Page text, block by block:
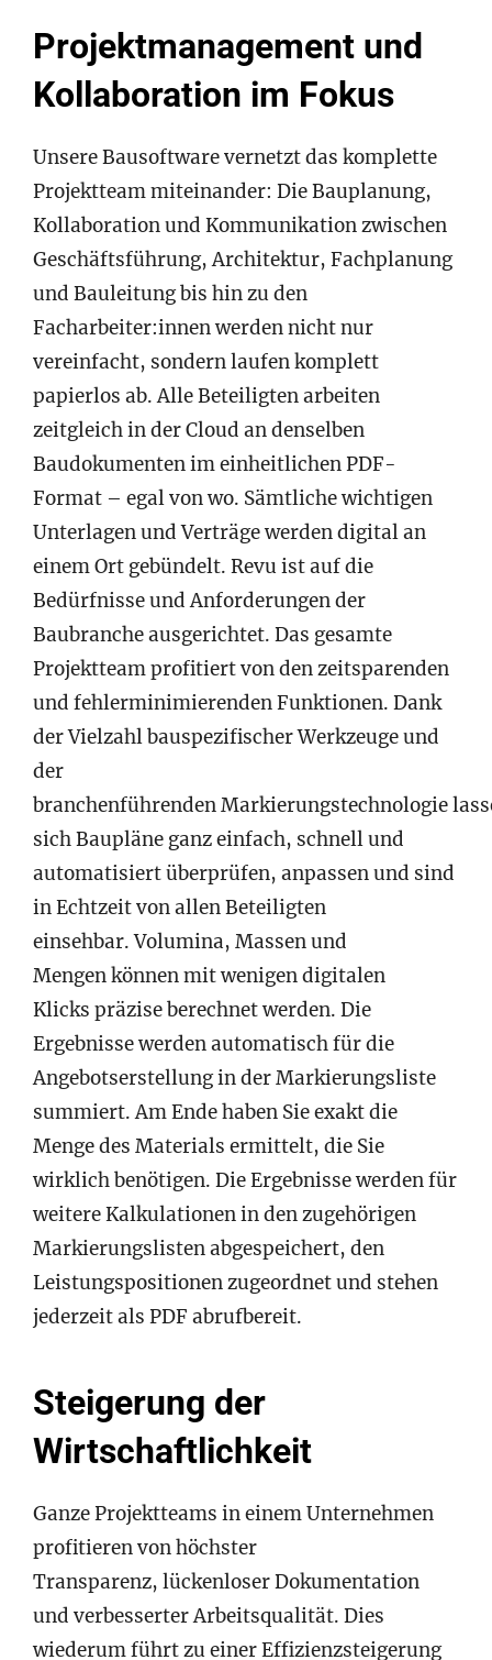
Projektmanagement und
Kollaboration im Fokus
Unsere Bausoftware vernetzt das komplette
Projektteam miteinander: Die Bauplanung,
Kollaboration und Kommunikation zwischen
Geschäftsführung, Architektur, Fachplanung
und Bauleitung bis hin zu den
Facharbeiter:innen werden nicht nur
vereinfacht, sondern laufen komplett
papierlos ab. Alle Beteiligten arbeiten
zeitgleich in der Cloud an denselben
Baudokumenten im einheitlichen PDF-
Format – egal von wo. Sämtliche wichtigen
Unterlagen und Verträge werden digital an
einem Ort gebündelt. Revu ist auf die
Bedürfnisse und Anforderungen der
Baubranche ausgerichtet. Das gesamte
Projektteam profitiert von den zeitsparenden
und fehlerminimierenden Funktionen. Dank
der Vielzahl bauspezifischer Werkzeuge und
der
branchenführenden Markierungstechnologie
sich Baupläne ganz einfach, schnell und
automatisiert überprüfen, anpassen und sind
in Echtzeit von allen Beteiligten
einsehbar. Volumina, Massen und
Mengen können mit wenigen digitalen
Klicks präzise berechnet werden. Die
Ergebnisse werden automatisch für die
Angebotserstellung in der Markierungsliste
summiert. Am Ende haben Sie exakt die
Menge des Materials ermittelt, die Sie
wirklich benötigen. Die Ergebnisse werden für
weitere Kalkulationen in den zugehörigen
Markierungslisten abgespeichert, den
Leistungspositionen zugeordnet und stehen
jederzeit als PDF abrufbereit.
Steigerung der
Wirtschaftlichkeit
Ganze Projektteams in einem Unternehmen
profitieren von höchster
Transparenz, lückenloser Dokumentation
und verbesserter Arbeitsqualität. Dies
wiederum führt zu einer Effizienzsteigerung